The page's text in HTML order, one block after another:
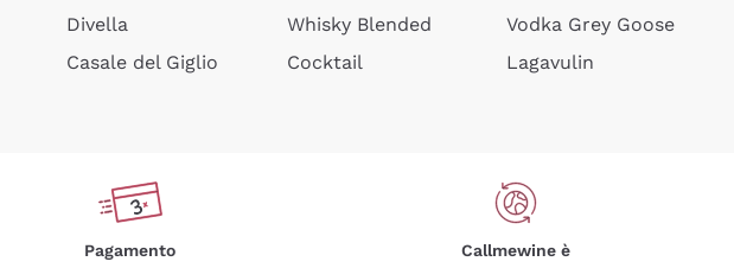
Divella
Casale del Giglio
Whisky Blended
Cocktail
Vodka Grey Goose
Lagavulin
Pagamento
Callmewine è